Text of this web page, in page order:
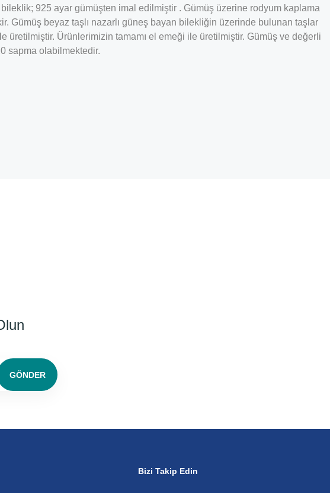
bileklik; 925 ayar gümüşten imal edilmiştir . Gümüş üzerine rodyum kaplama
Gümüş beyaz taşlı nazarlı güneş bayan bilekliğin üzerinde bulunan taşlar
üretilmiştir. Ürünlerimizin tamamı el emeği ile üretilmiştir. Gümüş ve değerli
sapma olabilmektedir.
GÖNDER
Bizi Takip Edin